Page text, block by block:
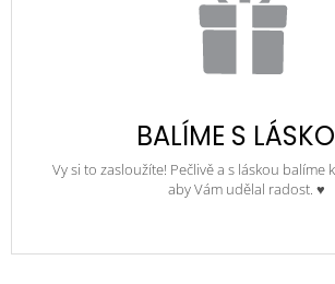
BALÍME S
Vy si to zasloužíte! Pečlivě a s láskou balíme
aby Vám udělal radost. ♥